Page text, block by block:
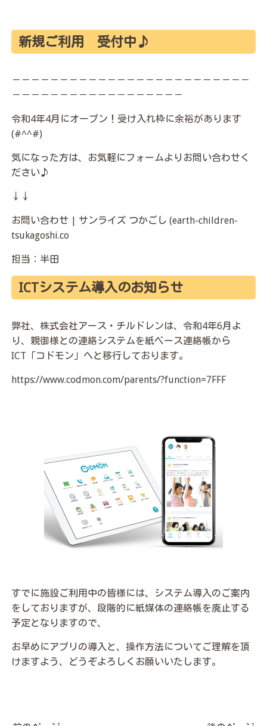
新規ご利用 受付中♪
－－－－－－－－－－－－－－－－－－－－－－－－－
－－－－－－－－－－－－－－－－－－
令和4年4月にオープン！受け入れ枠に余裕があります
(#^^#)
気になった方は、お気軽にフォームよりお問い合わせく
ださい♪
↓↓
お問い合わせ | サンライズ つかごし (earth-children-
tsukagoshi.co
担当：半田
ICTシステム導入のお知らせ
弊社、株式会社アース・チルドレンは、令和4年6月よ
り、親御様との連絡システムを紙ベース連絡帳から
ICT「コドモン」へと移行しております。
https://www.codmon.com/parents/?function=7FFF
すでに施設ご利用中の皆様には、システム導入のご案内
をしておりますが、段階的に紙媒体の連絡帳を廃止する
予定となりますので、
お早めにアプリの導入と、操作方法についてご理解を頂
けますよう、どうぞよろしくお願いいたします。